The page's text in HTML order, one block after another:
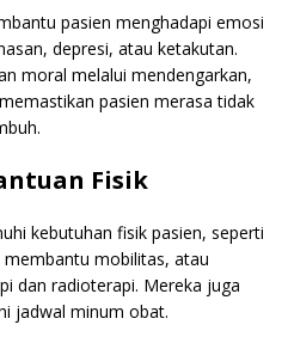
pasien menghadapi emosi
depresi, atau ketakutan.
moral melalui mendengarkan,
pasien merasa tidak
Fisik
kebutuhan fisik pasien, seperti
mobilitas, atau
dan radioterapi. Mereka juga
jadwal minum obat.